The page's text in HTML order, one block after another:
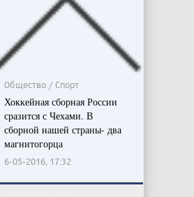
Общество / Спорт
Хоккейная сборная России
сразится с Чехами. В
сборной нашей страны- два
магнитогорца
6-05-2016, 17:32